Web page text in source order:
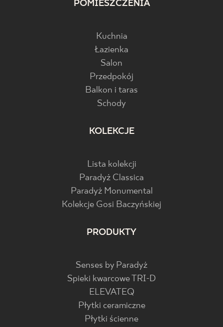
POMIESZCZENIA
Kuchnia
Łazienka
Salon
Przedpokój
Balkon i taras
Schody
KOLEKCJE
Lista kolekcji
Paradyż Classica
Paradyż Monumental
Kolekcje Gosi Baczyńskiej
PRODUKTY
Senses by Paradyż
Spieki kwarcowe TRI-D
ELEVATEQ
Płytki ceramiczne
Płytki ścienne